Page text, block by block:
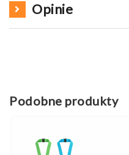
Opinie
Podobne produkty